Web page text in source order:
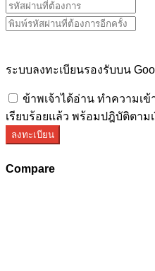
ระบบลงทะเบียนรองรับบน
ข้าพเจ้าได้อ่าน ทำความเข้
เรียบร้อยแล้ว พร้อมปฎิบัติตา
ลงทะเบียน
Compare